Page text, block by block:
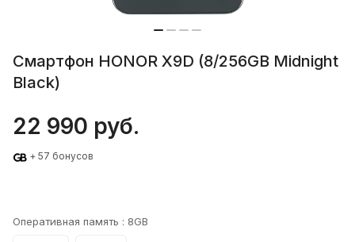
Смартфон HONOR X9D (8/256GB Midnight
Black)
22 990 руб.
+ 57 бонусов
Оперативная память : 8GB